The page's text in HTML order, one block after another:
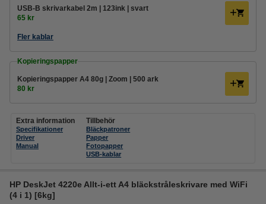
USB-B skrivarkabel 2m | 123ink | svart
65 kr
Fler kablar
Kopieringspapper
Kopieringspapper A4 80g | Zoom | 500 ark
80 kr
Extra information
Specifikationer
Driver
Manual
Tillbehör
Bläckpatroner
Papper
Fotopapper
USB-kablar
HP DeskJet 4220e Allt-i-ett A4 bläckstråleskrivare med WiFi
(4 i 1) [6kg]